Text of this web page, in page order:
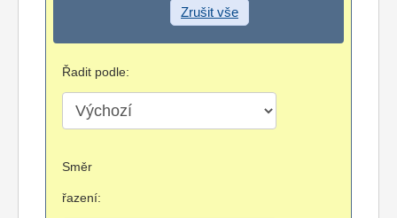
Zrušit vše
Řadit podle:
Směr
řazení: